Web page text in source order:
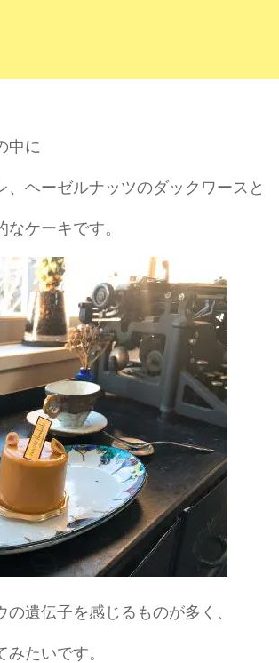
中に
、ヘーゼルナッツのダックワースと
ケーキです。
遺伝子を感じるものが多く、
たいです。